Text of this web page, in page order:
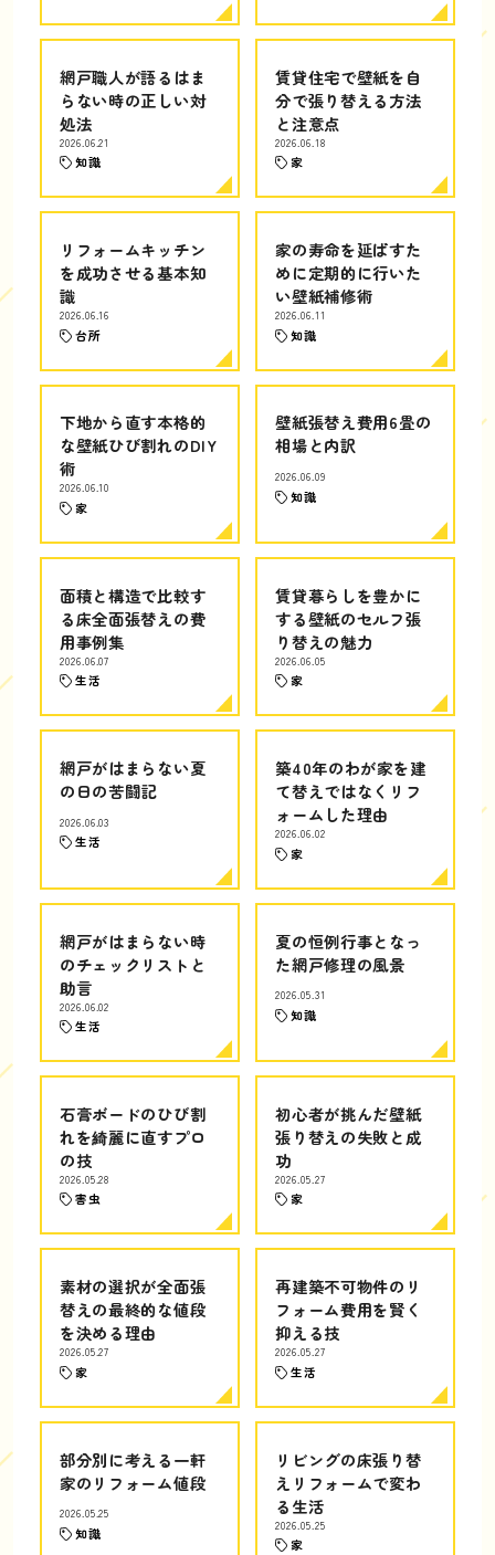
網戸職人が語るはま
らない時の正しい対
処法
2026.06.21
知識
賃貸住宅で壁紙を自
分で張り替える方法
と注意点
2026.06.18
家
リフォームキッチン
を成功させる基本知
識
2026.06.16
台所
家の寿命を延ばすた
めに定期的に行いた
い壁紙補修術
2026.06.11
知識
下地から直す本格的
な壁紙ひび割れのDIY
術
2026.06.10
家
壁紙張替え費用6畳の
相場と内訳
2026.06.09
知識
面積と構造で比較す
る床全面張替えの費
用事例集
2026.06.07
生活
賃貸暮らしを豊かに
する壁紙のセルフ張
り替えの魅力
2026.06.05
家
網戸がはまらない夏
の日の苦闘記
2026.06.03
生活
築40年のわが家を建
て替えではなくリフ
ォームした理由
2026.06.02
家
網戸がはまらない時
のチェックリストと
助言
2026.06.02
生活
夏の恒例行事となっ
た網戸修理の風景
2026.05.31
知識
石膏ボードのひび割
れを綺麗に直すプロ
の技
2026.05.28
害虫
初心者が挑んだ壁紙
張り替えの失敗と成
功
2026.05.27
家
素材の選択が全面張
替えの最終的な値段
を決める理由
2026.05.27
家
再建築不可物件のリ
フォーム費用を賢く
抑える技
2026.05.27
生活
部分別に考える一軒
家のリフォーム値段
2026.05.25
知識
リビングの床張り替
えリフォームで変わ
る生活
2026.05.25
家